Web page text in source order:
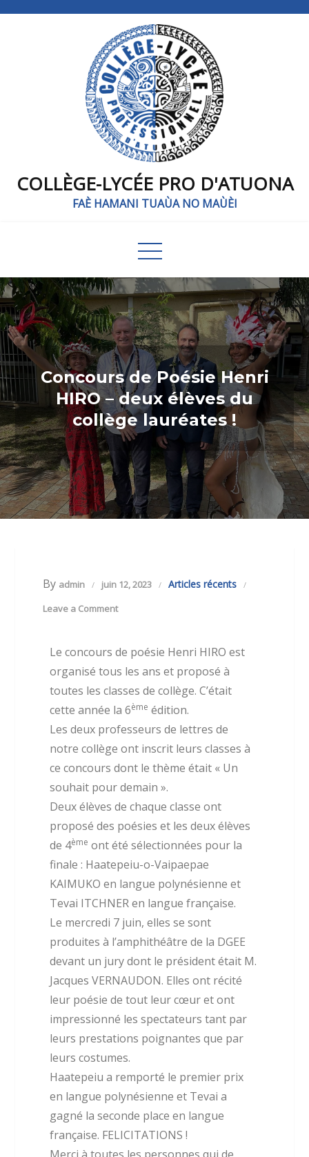
COLLÈGE-LYCÉE PRO D'ATUONA
FAÈ HAMANI TUAÙA NO MAÙÈI
Concours de Poésie Henri
HIRO – deux élèves du
collège lauréates !
By admin juin 12, 2023 Articles récents
Leave a Comment
Le concours de poésie Henri HIRO est
organisé tous les ans et proposé à
toutes les classes de collège. C’était
cette année la 6ème édition.
Les deux professeurs de lettres de
notre collège ont inscrit leurs classes à
ce concours dont le thème était « Un
souhait pour demain ».
Deux élèves de chaque classe ont
proposé des poésies et les deux élèves
de 4ème ont été sélectionnées pour la
finale : Haatepeiu-o-Vaipaepae
KAIMUKO en langue polynésienne et
Tevai ITCHNER en langue française.
Le mercredi 7 juin, elles se sont
produites à l’amphithéâtre de la DGEE
devant un jury dont le président était M.
Jacques VERNAUDON. Elles ont récité
leur poésie de tout leur cœur et ont
impressionné les spectateurs tant par
leurs prestations poignantes que par
leurs costumes.
Haatepeiu a remporté le premier prix
en langue polynésienne et Tevai a
gagné la seconde place en langue
française. FELICITATIONS !